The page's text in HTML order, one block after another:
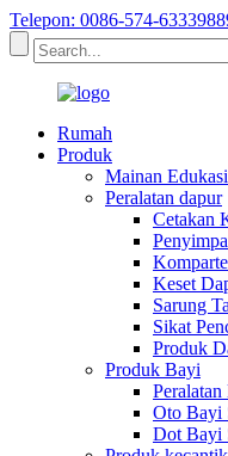
Telepon: 0086-574-
Rumah
Produk
Mainan
Peralatan dapur
Cetakan
Keset
Sarung
Sikat
Produk
Produk Bayi
Oto Bayi
Dot Bayi